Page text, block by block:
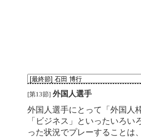
[第13節] 外国人選手
外国人選手にとって「外国人
「ビジネス」といったいろい
った状況でプレーすることは